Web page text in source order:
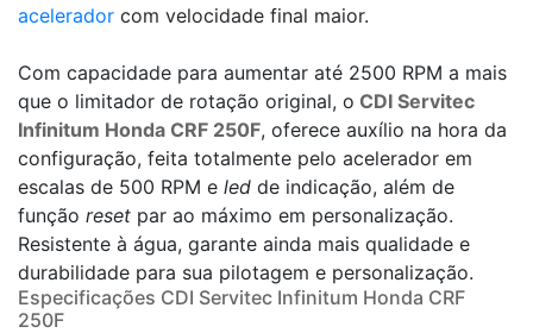
acelerador com velocidade final maior.
Com capacidade para aumentar até 2500 RPM a mais
que o limitador de rotação original, o CDI Servitec
Infinitum Honda CRF 250F, oferece auxílio na hora da
configuração, feita totalmente pelo acelerador em
escalas de 500 RPM e led de indicação, além de
função reset par ao máximo em personalização.
Resistente à água, garante ainda mais qualidade e
durabilidade para sua pilotagem e personalização.
Especificações CDI Servitec Infinitum Honda CRF
250F